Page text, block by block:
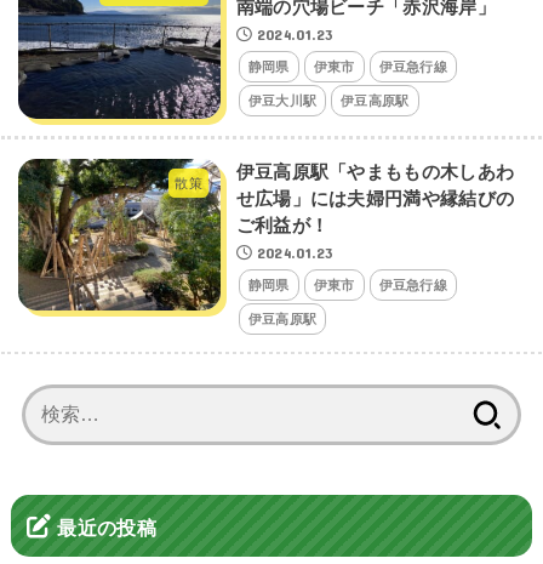
南端の穴場ビーチ「赤沢海岸」
2024.01.23
静岡県 伊東市 伊豆急行線
伊豆大川駅 伊豆高原駅
散策
伊豆高原駅「やまももの木しあわ
せ広場」には夫婦円満や縁結びの
ご利益が！
2024.01.23
静岡県 伊東市 伊豆急行線
伊豆高原駅
索:
最近の投稿